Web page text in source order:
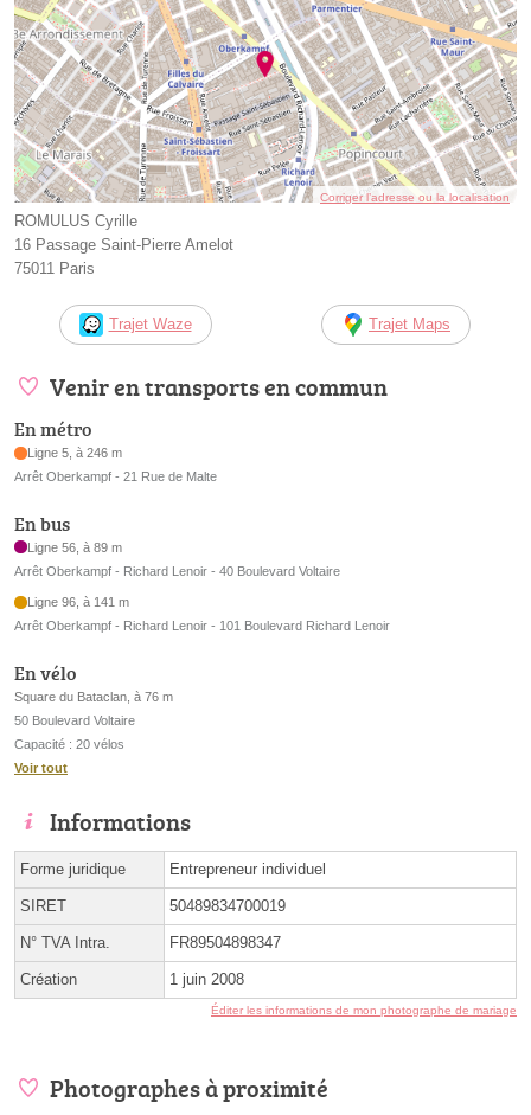
Corriger l’adresse ou la localisation
ROMULUS Cyrille
16 Passage Saint-Pierre Amelot
75011 Paris
Trajet Waze Trajet Maps
Venir en transports en commun
En métro
Ligne 5, à 246 m
Arrêt Oberkampf - 21 Rue de Malte
En bus
Ligne 56, à 89 m
Arrêt Oberkampf - Richard Lenoir - 40 Boulevard Voltaire
Ligne 96, à 141 m
Arrêt Oberkampf - Richard Lenoir - 101 Boulevard Richard Lenoir
En vélo
Square du Bataclan, à 76 m
50 Boulevard Voltaire
Capacité : 20 vélos
Voir tout
Informations
Forme juridique Entrepreneur individuel
SIRET 50489834700019
N° TVA Intra. FR89504898347
Création 1 juin 2008
Éditer les informations de mon photographe de mariage
Photographes à proximité